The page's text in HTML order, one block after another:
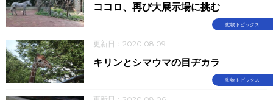
動物トピックス
ココロ、再び大展示場に挑む
更新日：2020.08.09
動物トピックス
キリンとシマウマの目ヂカラ